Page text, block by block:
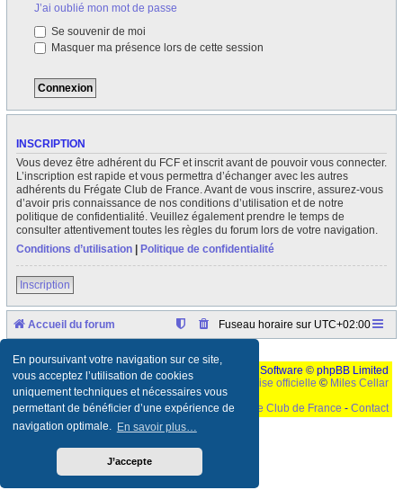
En poursuivant votre navigation sur ce site,
vous acceptez l’utilisation de cookies
uniquement techniques et nécessaires vous
permettant de bénéficier d’une expérience de
navigation optimale. En savoir plus…
J’accepte
J’ai oublié mon mot de passe
Se souvenir de moi
Masquer ma présence lors de cette session
INSCRIPTION
Vous devez être adhérent du FCF et inscrit avant de pouvoir vous connecter.
L’inscription est rapide et vous permettra d’échanger avec les autres
adhérents du Frégate Club de France. Avant de vous inscrire, assurez-vous
d’avoir pris connaissance de nos conditions d’utilisation et de notre
politique de confidentialité. Veuillez également prendre le temps de
consulter attentivement toutes les règles du forum lors de votre navigation.
Conditions d’utilisation
Politique de confidentialité
Inscription
Accueil du forum Fuseau horaire sur UTC+02:00
Développé parphpBB
® Forum Software © phpBB Limited
Traduction française officielle © Miles Cellar
©Le Frégate Club de France - Contact
Ceci est un texte de remplissage qui n'a pour but que forcer l'elargissement de la div page...
parametres d'affichage pas defaut de votre navigateur" faut bien trouver des paliatifs !